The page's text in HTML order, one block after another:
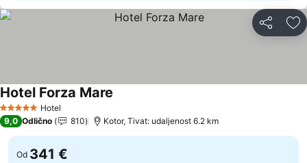
Deli
5 ZvezdiceHotel
Hotel Forza Mare
9,0 Odlično 810 Kotor, Tivat: udaljenost 6.2 km
Od 341 €